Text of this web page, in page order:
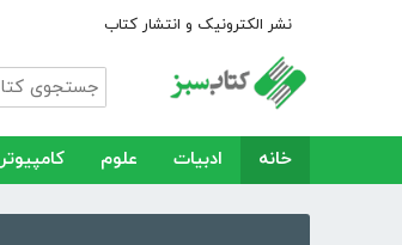
نشر الکترونیک و انتشار کتاب
خانه ادبیات علوم کامپیوتر